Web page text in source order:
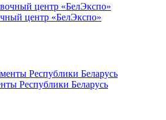
центр «БелЭкспо»
Республики Беларусь